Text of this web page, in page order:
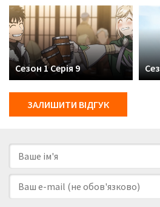
сильнішим, поїдаючи монстрів
хорошій hd якості та з
Сезон 1 Серія 9
ЗАЛИШИТИ ВІДГУК